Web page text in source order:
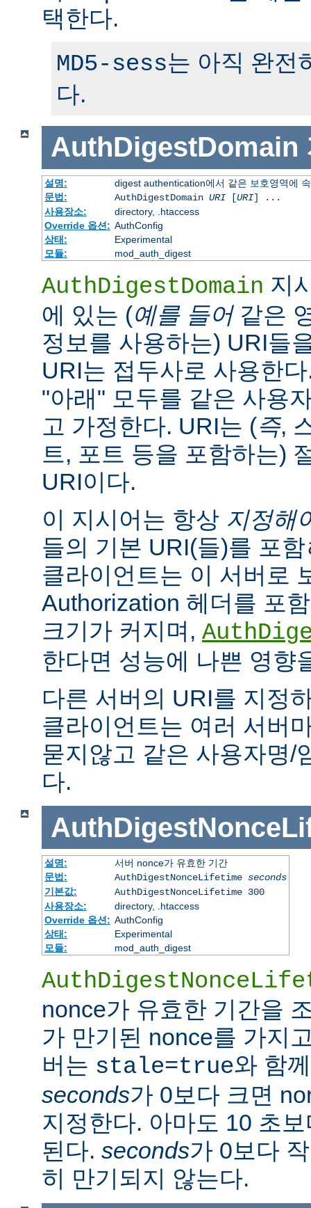
택한다.
MD5-sess는 아직 완전
다.
AuthDigestDomain
설명:
digest authentication에서 같은 보호영역에
문법:
AuthDigestDomain URI[URI] ...
사용장소:
directory, .htaccess
Override 옵션: AuthConfig
상태:
Experimental
모듈:
mod_auth_digest
AuthDigestDomain 지
에 있는 (예를 들어같은
정보를 사용하는) URI들
URI는 접두사로 사용한
"아래" 모두를 같은 사용
고 가정한다. URI는 (즉,
트, 포트 등을 포함하는)
URI이다.
이 지시어는 항상 지정해
들의 기본 URI(들)를 포함
클라이언트는 이 서버로
Authorization 헤더를 포
크기가 커지며,
한다면 성능에 나쁜 영향
다른 서버의 URI를 지정
클라이언트는 여러 서버
묻지않고 같은 사용자명/
다.
설명:
서버 nonce가 유효한 기간
문법:
AuthDigestNonceLifetime seconds
기본값:
AuthDigestNonceLifetime 300
사용장소:
directory, .htaccess
Override 옵션: AuthConfig
상태:
Experimental
모듈:
mod_auth_digest
nonce가 유효한 기간을
가 만기된 nonce를 가지
버는 stale=true와 함
seconds가 0보다 크면
지정한다. 아마도 10 초
된다. seconds가 0보다
히 만기되지 않는다.